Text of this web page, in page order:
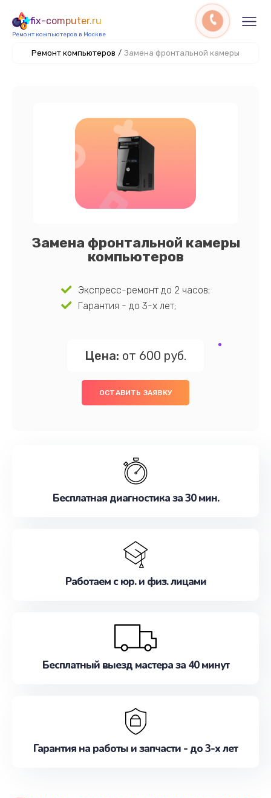
fix-computer.ru
Ремонт компьютеров в Москве
Ремонт компьютеров / Замена фронтальной камеры
Замена фронтальной камеры
компьютеров
Экспресс-ремонт до 2 часов;
Гарантия - до 3-х лет;
Цена: от 600 руб.
ОСТАВИТЬ ЗАЯВКУ
Бесплатная диагностика за 30 мин.
Работаем с юр. и физ. лицами
Бесплатный выезд мастера за 40 минут
Гарантия на работы и запчасти - до 3-х лет